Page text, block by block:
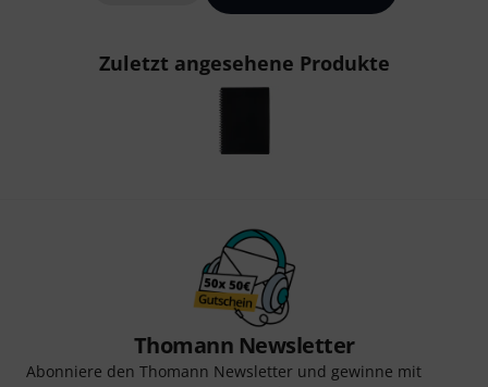
Zuletzt angesehene Produkte
Thomann Newsletter
Abonniere den Thomann Newsletter und gewinne mit